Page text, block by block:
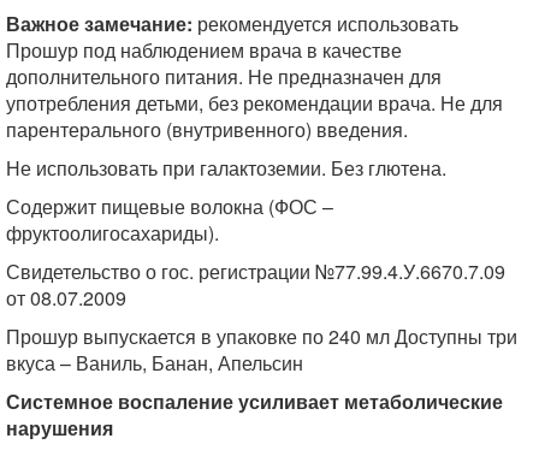
Важное замечание: рекомендуется использовать
Прошур под наблюдением врача в качестве
дополнительного питания. Не предназначен для
употребления детьми, без рекомендации врача. Не для
парентерального (внутривенного) введения.
Не использовать при галактоземии. Без глютена.
Содержит пищевые волокна (ФОС –
фруктоолигосахариды).
Свидетельство о гос. регистрации №77.99.4.У.6670.7.09
от 08.07.2009
Прошур выпускается в упаковке по 240 мл Доступны три
вкуса – Ваниль, Банан, Апельсин
Системное воспаление усиливает метаболические
нарушения